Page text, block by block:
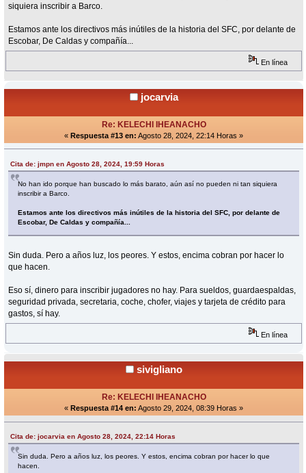
siquiera inscribir a Barco.
Estamos ante los directivos más inútiles de la historia del SFC, por delante de
Escobar, De Caldas y compañía...
En línea
jocarvia
Re: KELECHI IHEANACHO
« Respuesta #13 en: Agosto 28, 2024, 22:14 Horas »
Cita de: jmpn en Agosto 28, 2024, 19:59 Horas
No han ido porque han buscado lo más barato, aún así no pueden ni tan siquiera
inscribir a Barco.
Estamos ante los directivos más inútiles de la historia del SFC, por delante de
Escobar, De Caldas y compañía...
Sin duda. Pero a años luz, los peores. Y estos, encima cobran por hacer lo
que hacen.
Eso sí, dinero para inscribir jugadores no hay. Para sueldos, guardaespaldas,
seguridad privada, secretaria, coche, chofer, viajes y tarjeta de crédito para
gastos, sí hay.
En línea
sivigliano
Re: KELECHI IHEANACHO
« Respuesta #14 en: Agosto 29, 2024, 08:39 Horas »
Cita de: jocarvia en Agosto 28, 2024, 22:14 Horas
Sin duda. Pero a años luz, los peores. Y estos, encima cobran por hacer lo que
hacen.